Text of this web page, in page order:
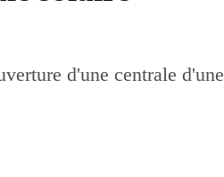
d'une centrale d'une